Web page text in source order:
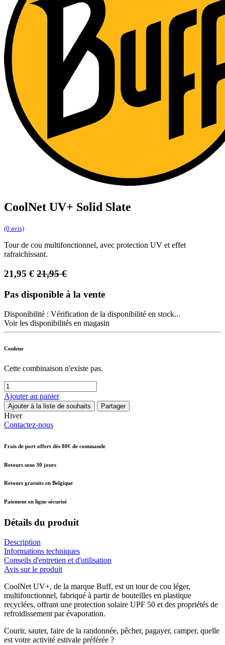
CoolNet UV+ Solid Slate
(0 avis)
Tour de cou multifonctionnel, avec protection UV et effet
rafraichissant.
21,95 € 21,95€
Pas disponible à la vente
Disponibilité : Vérification de la disponibilité en stock...
Voir les disponibilités en magasin
Couleur
Cette combinaison n'existe pas.
Ajouter au panier
Ajouter à la liste de souhaits Partager
Hiver
Contactez-nous
Frais de port offert dès 80€ de commande
Retours sous 30 jours
Retours gratuits en Belgique
Paiement en ligne sécurisé
Détails du produit
Description
Informations techniques
Conseils d'entretien et d'utilisation
Avis sur le produit
CoolNet UV+, de la marque Buff, est un tour de cou léger,
multifonctionnel, fabriqué à partir de bouteilles en plastique
recyclées, offrant une protection solaire UPF 50 et des propriétés de
refroidissement par évaporation.
Courir, sauter, faire de la randonnée, pêcher, pagayer, camper, quelle
est votre activité estivale préférée ?